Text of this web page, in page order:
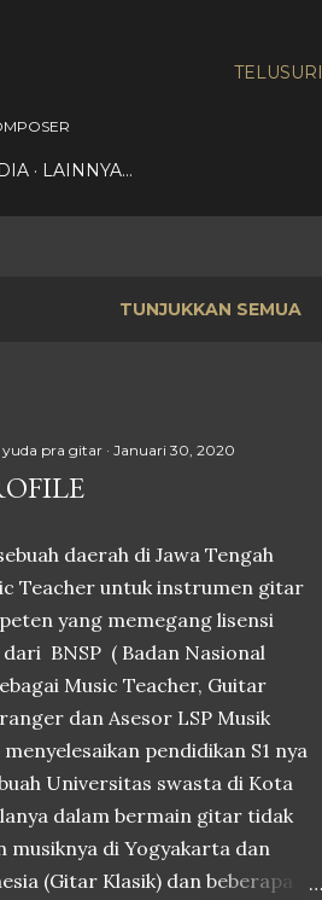
TELUSURI
LAINNYA…
TUNJUKKAN SEMUA
pra gitar Januari 30, 2020
daerah di Jawa Tengah
Teacher untuk instrumen gitar
yang memegang lisensi
BNSP ( Badan Nasional
Music Teacher, Guitar
dan Asesor LSP Musik
pendidikan S1 nya
Universitas swasta di Kota
dalam bermain gitar tidak
musiknya di Yogyakarta dan
(Gitar Klasik) dan beberapa